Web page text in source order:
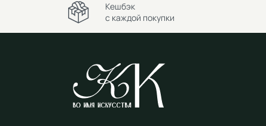
Кешбэк
с каждой покупки